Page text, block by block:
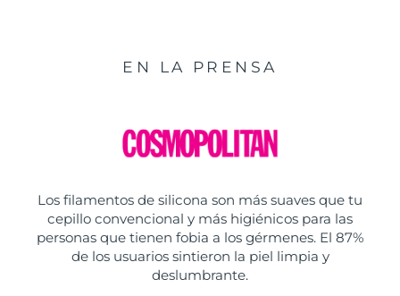
EN LA PRENSA
Los filamentos de silicona son más suaves que tu
cepillo convencional y más higiénicos para las
personas que tienen fobia a los gérmenes. El 87%
de los usuarios sintieron la piel limpia y
deslumbrante.